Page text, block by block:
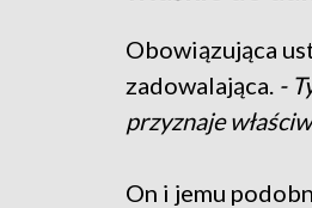
Obowiązująca
zadowalająca. -
przyznaje
On i jemu